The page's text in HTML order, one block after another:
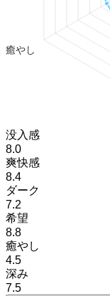
没入感
8.0
爽快感
8.4
ダーク
7.2
希望
8.8
癒やし
4.5
深み
7.5